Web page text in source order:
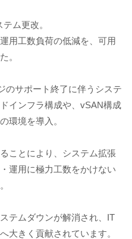
ム更改。
用工数負荷の低減を、可用
。
のサポート終了に伴うシステ
インフラ構成や、vSAN構成
環境を導入。
ことにより、システム拡張
運用に極力工数をかけない
テムダウンが解消され、IT
大きく貢献されています。